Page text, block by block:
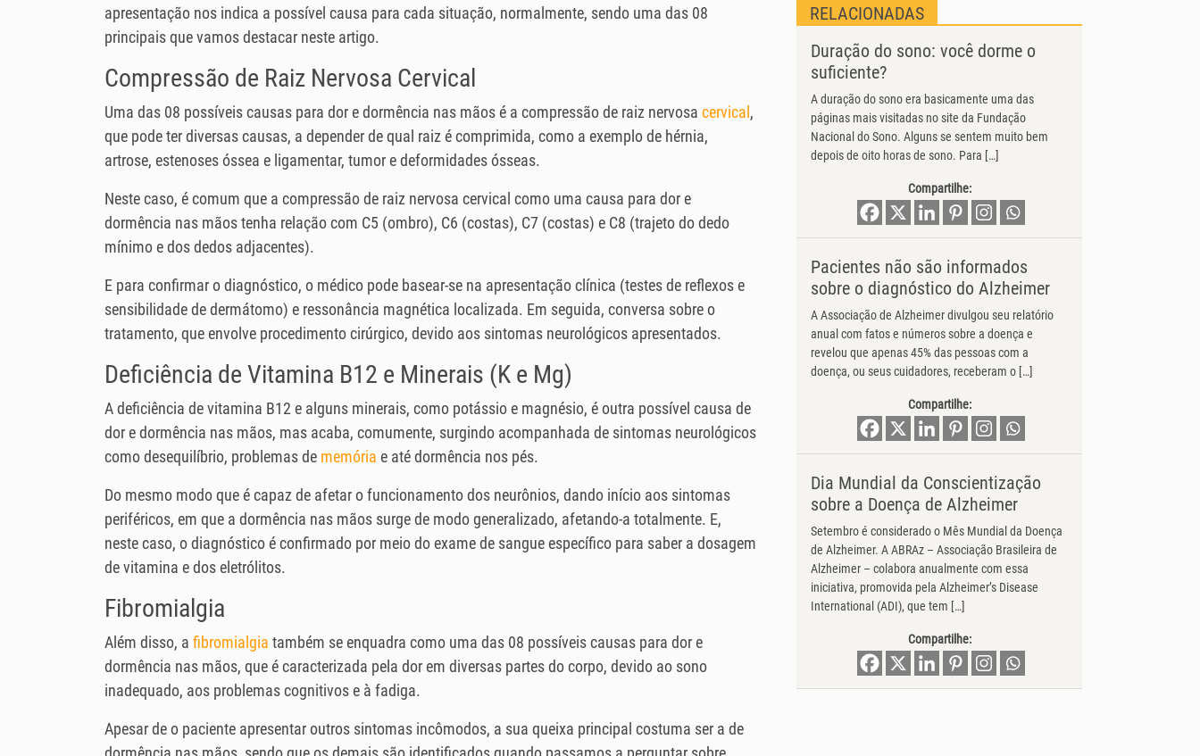
apresentação nos indica a possível causa para cada situação, normalmente, sendo uma das 08
principais que vamos destacar neste artigo.
Compressão de Raiz Nervosa Cervical
Uma das 08 possíveis causas para dor e dormência nas mãos é a compressão de raiz nervosa cervical ,
que pode ter diversas causas, a depender de qual raiz é comprimida, como a exemplo de hérnia,
artrose, estenoses óssea e ligamentar, tumor e deformidades ósseas.
Neste caso, é comum que a compressão de raiz nervosa cervical como uma causa para dor e
dormência nas mãos tenha relação com C5 (ombro), C6 (costas), C7 (costas) e C8 (trajeto do dedo
mínimo e dos dedos adjacentes).
E para confirmar o diagnóstico, o médico pode basear-se na apresentação clínica (testes de reflexos e
sensibilidade de dermátomo) e ressonância magnética localizada. Em seguida, conversa sobre o
tratamento, que envolve procedimento cirúrgico, devido aos sintomas neurológicos apresentados.
Deficiência de Vitamina B12 e Minerais (K e Mg)
A deficiência de vitamina B12 e alguns minerais, como potássio e magnésio, é outra possível causa de
dor e dormência nas mãos, mas acaba, comumente, surgindo acompanhada de sintomas neurológicos
como desequilíbrio, problemas de memória e até dormência nos pés.
Do mesmo modo que é capaz de afetar o funcionamento dos neurônios, dando início aos sintomas
periféricos, em que a dormência nas mãos surge de modo generalizado, afetando-a totalmente. E,
neste caso, o diagnóstico é confirmado por meio do exame de sangue específico para saber a dosagem
de vitamina e dos eletrólitos.
Fibromialgia
Além disso, a fibromialgia também se enquadra como uma das 08 possíveis causas para dor e
dormência nas mãos, que é caracterizada pela dor em diversas partes do corpo, devido ao sono
inadequado, aos problemas cognitivos e à fadiga.
Apesar de o paciente apresentar outros sintomas incômodos, a sua queixa principal costuma ser a de
RELACIONADAS
Duração do sono: você dorme o
suficiente?
A duração do sono era basicamente uma das
páginas mais visitadas no site da Fundação
Nacional do Sono. Alguns se sentem muito bem
depois de oito horas de sono. Para […]
Compartilhe:
Pacientes não são informados
sobre o diagnóstico do Alzheimer
A Associação de Alzheimer divulgou seu relatório
anual com fatos e números sobre a doença e
revelou que apenas 45% das pessoas com a
doença, ou seus cuidadores, receberam o […]
Compartilhe:
Dia Mundial da Conscientização
sobre a Doença de Alzheimer
Setembro é considerado o Mês Mundial da Doença
de Alzheimer. A ABRAz – Associação Brasileira de
Alzheimer – colabora anualmente com essa
iniciativa, promovida pela Alzheimer’s Disease
International (ADI), que tem […]
Compartilhe: